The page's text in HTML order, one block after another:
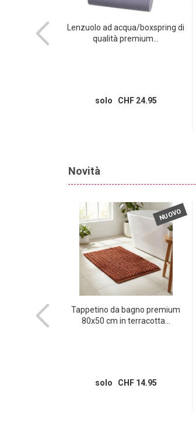
2x porte di
Lenzuolo ad acqua/boxspring di
qualità premium...
solo CHF 24.95
Novità
1 x tipo 13, a
NUOVO
Tappetino da bagno premium
80x50 cm in terracotta...
solo CHF 14.95